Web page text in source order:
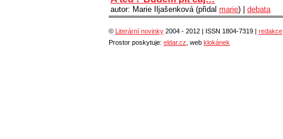
autor: Marie Iljašenková (přidal marie) | debata
© Literární novinky 2004 - 2012 | ISSN 1804-7319 | redakce
Prostor poskytuje: eldar.cz , web klokánek